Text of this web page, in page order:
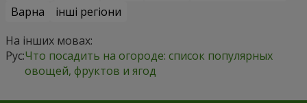
Варна
інші регіони
На інших мовах:
Рус:Что посадить на огороде: список популярных
овощей, фруктов и ягод